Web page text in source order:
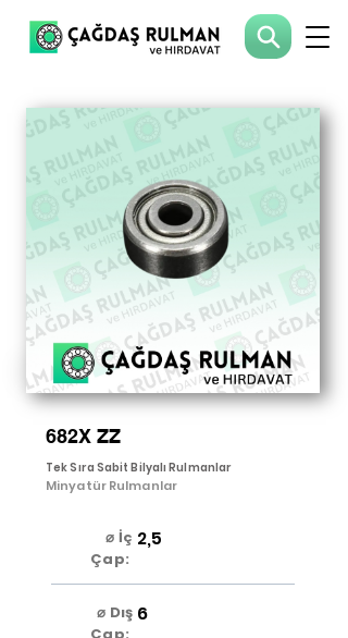
682X ZZ
Tek Sıra Sabit Bilyalı Rulmanlar
Minyatür Rulmanlar
⌀ İç
Çap:
2,5
⌀ Dış 6